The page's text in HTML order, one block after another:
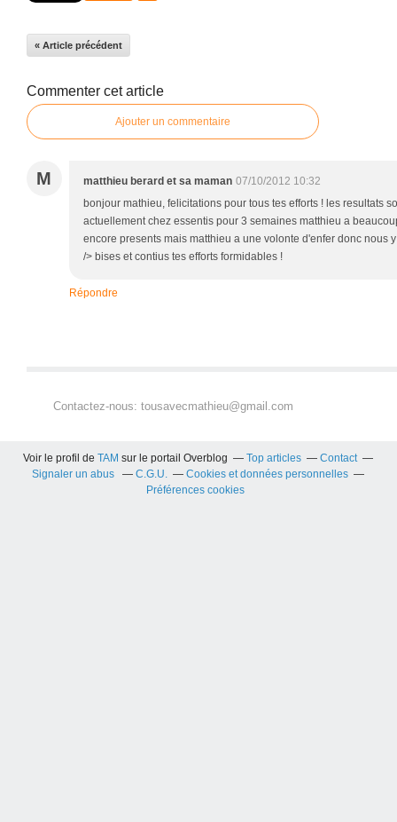
« Article précédent
Commenter cet article
Ajouter un commentaire
M matthieu berard et sa maman 07/10/2012 10:32
bonjour mathieu, felicitations pour tous tes efforts ! les resultats
actuellement chez essentis pour 3 semaines matthieu a
encore presents mais matthieu a une volonte d'enfer donc nous
/> bises et contius tes efforts formidables !
Répondre
Contactez-nous: tousavecmathieu@gmail.com
Voir le profil deTAM sur le portail Overblog Top articles
Contact
Signaler un abus
C.G.U.
Cookies et données personnelles
Préférences cookies